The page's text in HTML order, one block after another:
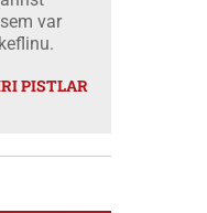
var
PISTLAR